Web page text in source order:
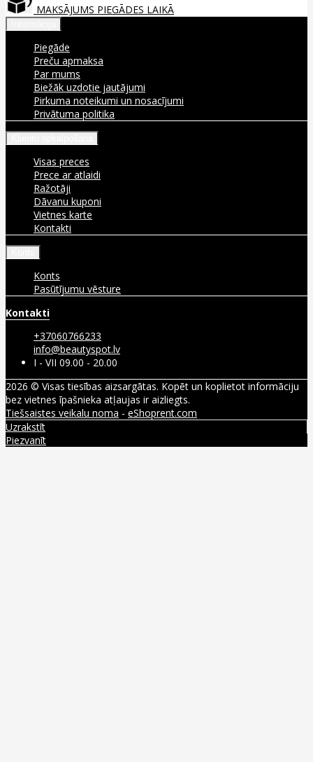
MAKSĀJUMS PIEGĀDES LAIKĀ
Piegāde
Preču apmaksa
Par mums
Biežāk uzdotie jautājumi
Pirkuma noteikumi un nosacījumi
Privātuma politika
Visas preces
Prece ar atlaidi
Ražotāji
Dāvanu kuponi
Vietnes karte
Kontakti
Konts
Pasūtījumu vēsture
Kontakti
+37060766233
info@beautyspot.lv
I - VII 09.00 - 20.00
2026 © Visas tiesības aizsargātas. Kopēt un koplietot informāciju
bez vietnes īpašnieka atļaujas ir aizliegts.
Tiešsaistes veikalu noma - eShoprent.com
Uzrakstīt
Piezvanīt